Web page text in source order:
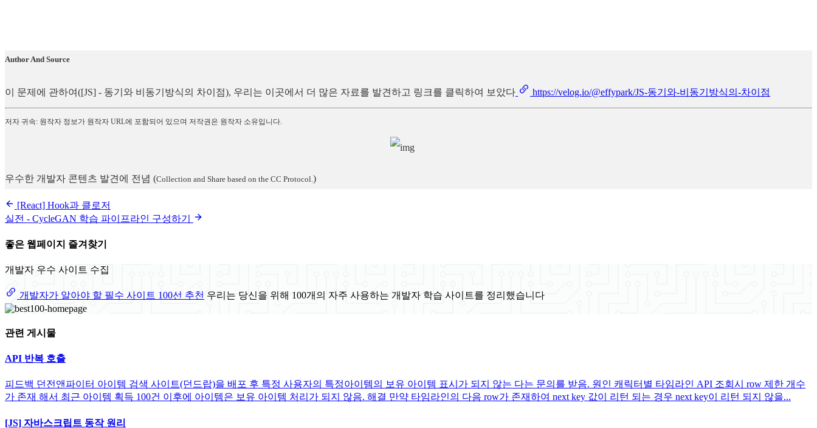
Author And Source
이 문제에 관하여([JS] - 동기와 비동기방식의 차이점), 우리는 이곳에서 더 많은 자료를 발견하고 링크를 클릭하여 보았다 https://velog.io/@effypark/JS-동기와-비동기방식의-차이점
저자 귀속: 원작자 정보가 원작자 URL에 포함되어 있으며 저작권은 원작자 소유입니다.
우수한 개발자 콘텐츠 발견에 전념 (Collection and Share based on the CC Protocol. )
[React] Hook과 클로저
실전 - CycleGAN 학습 파이프라인 구성하기
좋은 웹페이지 즐겨찾기
개발자 우수 사이트 수집
개발자가 알아야 할 필수 사이트 100선 추천 우리는 당신을 위해 100개의 자주 사용하는 개발자 학습 사이트를 정리했습니다
관련 게시물
API 반복 호출
피드백 던전앤파이터 아이템 검색 사이트(던드랍)을 배포 후 특정 사용자의 특정아이템의 보유 아이템 표시가 되지 않는 다는 문의를 받음. 원인 캐릭터별 타임라인 API 조회시 row 제한 개수
가 존재 해서 최근 아이템 획득 100건 이후에 아이템은 보유 아이템 처리가 되지 않음. 해결 만약 타임라인의 다음 row가 존재하여 next key 값이 리턴 되는 경우 next key이 리턴 되지 않을...
[JS] 자바스크립트 동작 원리